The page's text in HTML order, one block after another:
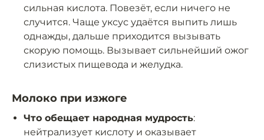
сильная кислота. Повезёт, если ничего не
случится. Чаще уксус удаётся выпить лишь
однажды, дальше приходится вызывать
скорую помощь. Вызывает сильнейший ожог
слизистых пищевода и желудка.
Молоко при изжоге
Что обещает народная мудрость:
нейтрализует кислоту и оказывает